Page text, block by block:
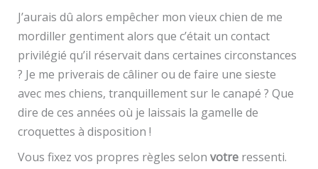
J’aurais dû alors empêcher mon vieux chien de me
mordiller gentiment alors que c’était un contact
privilégié qu’il réservait dans certaines circonstances
? Je me priverais de câliner ou de faire une sieste
avec mes chiens, tranquillement sur le canapé ? Que
dire de ces années où je laissais la gamelle de
croquettes à disposition !
Vous fixez vos propres règles selon votreressenti.